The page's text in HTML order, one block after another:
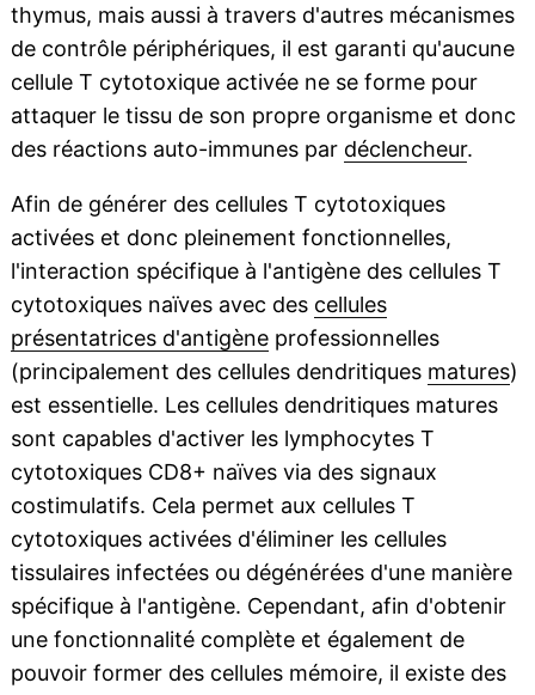
thymus, mais aussi à travers d'autres mécanismes
de contrôle périphériques, il est garanti qu'aucune
cellule T cytotoxique activée ne se forme pour
attaquer le tissu de son propre organisme et donc
des réactions auto-immunes par déclencheur.
Afin de générer des cellules T cytotoxiques
activées et donc pleinement fonctionnelles,
l'interaction spécifique à l'antigène des cellules T
cytotoxiques naïves avec des cellules
présentatrices d'antigèneprofessionnelles
(principalement des cellules dendritiques matures)
est essentielle. Les cellules dendritiques matures
sont capables d'activer les lymphocytes T
cytotoxiques CD8+ naïves via des signaux
costimulatifs. Cela permet aux cellules T
cytotoxiques activées d'éliminer les cellules
tissulaires infectées ou dégénérées d'une manière
spécifique à l'antigène. Cependant, afin d'obtenir
une fonctionnalité complète et également de
pouvoir former des cellules mémoire, il existe des